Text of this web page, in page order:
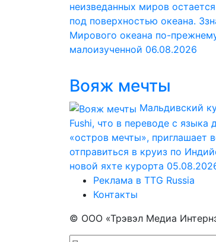
неизведанных миров
под поверхностью океана.
Мирового океана по-
малоизученной 06.08.2026
Вояж мечты
Мальдивский
Fushi, что в переводе с языка
«остров мечты», приглашает
отправиться в круиз по
новой яхте курорта
Реклама в TTG Russia
Контакты
© ООО «Трэвэл Медиа